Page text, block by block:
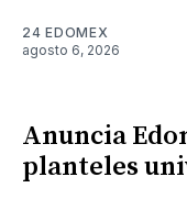
24 EDOMEX
agosto 6, 2026
Anuncia
planteles